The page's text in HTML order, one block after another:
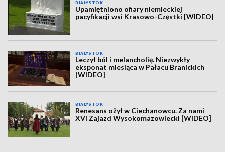
BIAŁYSTOK
Upamiętniono ofiary niemieckiej
pacyfikacji wsi Krasowo-Częstki [WIDEO]
BIAŁYSTOK
Leczył ból i melancholię. Niezwykły
eksponat miesiąca w Pałacu Branickich
[WIDEO]
BIAŁYSTOK
Renesans ożył w Ciechanowcu. Za nami
XVI Zajazd Wysokomazowiecki [WIDEO]